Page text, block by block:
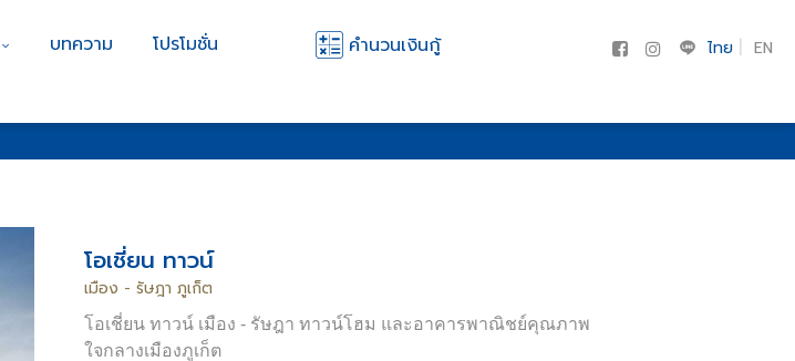
บทความ โปรโมชั่น คำนวนเงินกู้ ไทย EN
ทาวน์โฮม
โอเชี่ยน ทาวน์
เมือง - รัษฎา ภูเก็ต
โอเชี่ยน ทาวน์ เมือง - รัษฎา ทาวน์โฮม และอาคารพาณิชย์คุณภาพ
ใจกลางเมืองภูเก็ต